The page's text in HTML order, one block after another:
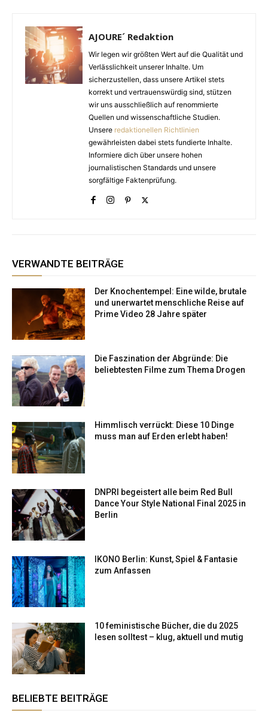
AJOURE´ Redaktion
Wir legen wir größten Wert auf die Qualität und
Verlässlichkeit unserer Inhalte. Um
sicherzustellen, dass unsere Artikel stets
korrekt und vertrauenswürdig sind, stützen
wir uns ausschließlich auf renommierte
Quellen und wissenschaftliche Studien.
Unsere redaktionellen Richtlinien
gewährleisten dabei stets fundierte Inhalte.
Informiere dich über unsere hohen
journalistischen Standards und unsere
sorgfältige Faktenprüfung.
VERWANDTE BEITRÄGE
Der Knochentempel: Eine wilde, brutale
und unerwartet menschliche Reise auf
Prime Video 28 Jahre später
Die Faszination der Abgründe: Die
beliebtesten Filme zum Thema Drogen
Himmlisch verrückt: Diese 10 Dinge
muss man auf Erden erlebt haben!
DNPRI begeistert alle beim Red Bull
Dance Your Style National Final 2025 in
Berlin
IKONO Berlin: Kunst, Spiel & Fantasie
zum Anfassen
10 feministische Bücher, die du 2025
lesen solltest – klug, aktuell und mutig
BELIEBTE BEITRÄGE